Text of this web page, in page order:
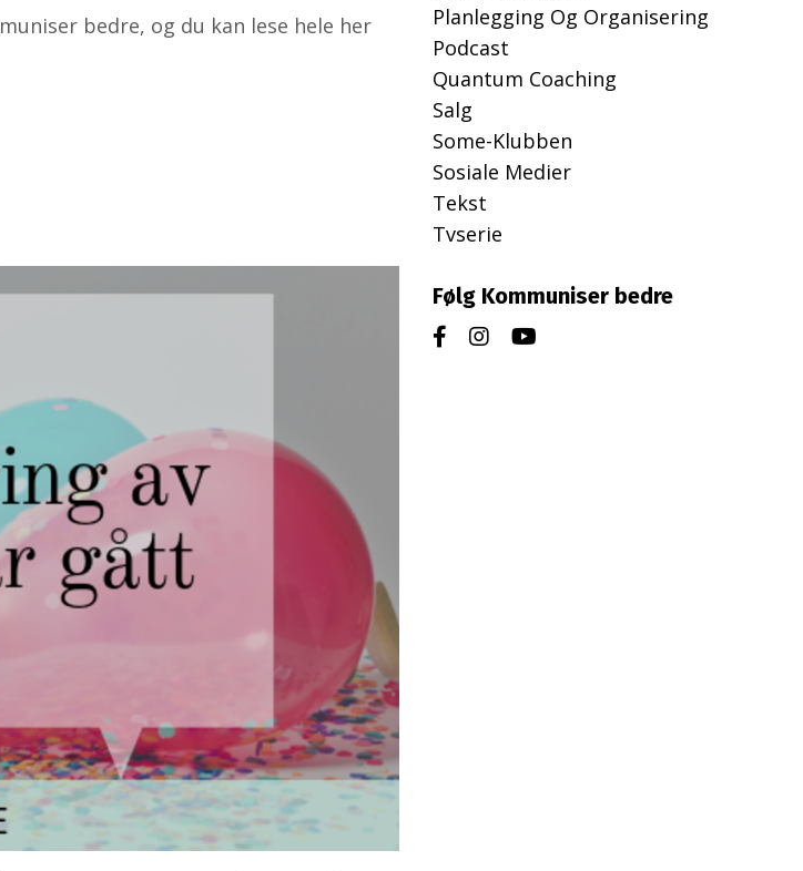
bedre, og du kan lese hele her
Planlegging Og Organisering
Podcast
Quantum Coaching
Salg
Some-Klubben
Sosiale Medier
Tekst
Tvserie
Følg Kommuniser bedre